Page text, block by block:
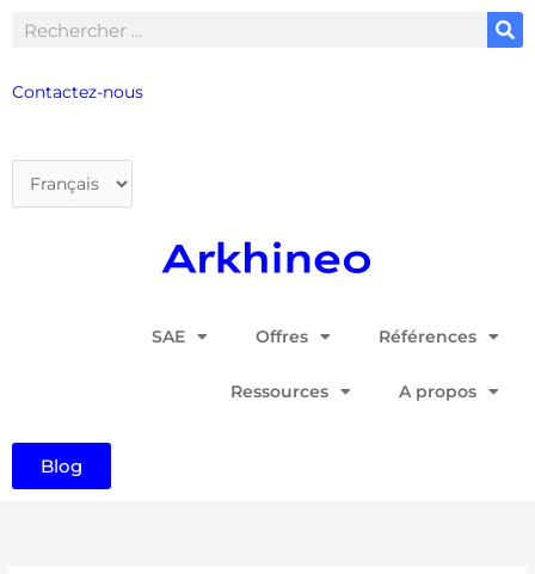
Rechercher
Contactez-nous
une
SAE Offres Références
Ressources A propos
Blog